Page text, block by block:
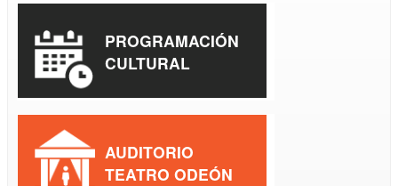
PROGRAMACIÓN
CULTURAL
AUDITORIO
TEATRO ODEÓN